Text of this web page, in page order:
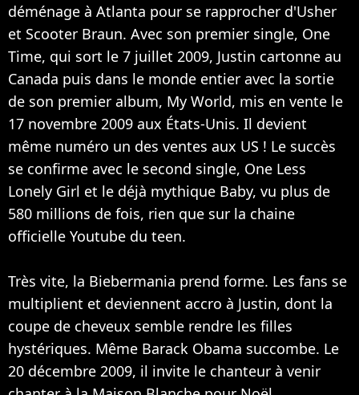
déménage à Atlanta pour se rapprocher d'Usher
et Scooter Braun. Avec son premier single, One
Time, qui sort le 7 juillet 2009, Justin cartonne au
Canada puis dans le monde entier avec la sortie
de son premier album, My World, mis en vente le
17 novembre 2009 aux États-Unis. Il devient
même numéro un des ventes aux US ! Le succès
se confirme avec le second single, One Less
Lonely Girl et le déjà mythique Baby, vu plus de
580 millions de fois, rien que sur la chaine
officielle Youtube du teen.
Très vite, la Biebermania prend forme. Les fans se
multiplient et deviennent accro à Justin, dont la
coupe de cheveux semble rendre les filles
hystériques. Même Barack Obama succombe. Le
20 décembre 2009, il invite le chanteur à venir